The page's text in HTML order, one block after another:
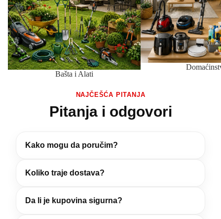
Bašta i Alati
NAJČEŠĆA PITANJA
Pitanja i odgovori
Kako mogu da poručim?
Koliko traje dostava?
Da li je kupovina sigurna?